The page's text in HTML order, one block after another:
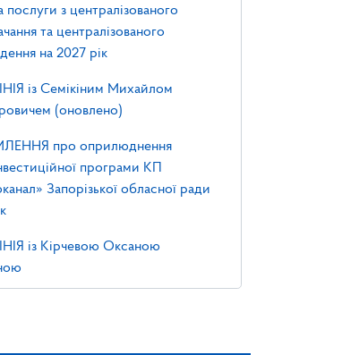
послуги з централізованого
та централізованого
на 2027 рік
із Семікіним Михайлом
(оновлено)
про оприлюднення
програми КП
Запорізької обласної ради
із Кірчевою Оксаною